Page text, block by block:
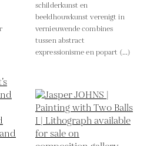
schilderkunst en
beeldhouwkunst verenigt in
vernieuwende combines
tussen abstract
expressionisme en popart (...)